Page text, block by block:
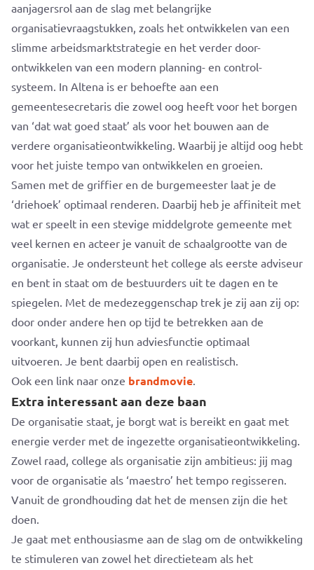
aanjagersrol aan de slag met belangrijke
organisatievraagstukken, zoals het ontwikkelen van een
slimme arbeidsmarktstrategie en het verder door-
ontwikkelen van een modern planning- en control-
systeem. In Altena is er behoefte aan een
gemeentesecretaris die zowel oog heeft voor het borgen
van ‘dat wat goed staat’ als voor het bouwen aan de
verdere organisatieontwikkeling. Waarbij je altijd oog hebt
voor het juiste tempo van ontwikkelen en groeien.
Samen met de griffier en de burgemeester laat je de
‘driehoek’ optimaal renderen. Daarbij heb je affiniteit met
wat er speelt in een stevige middelgrote gemeente met
veel kernen en acteer je vanuit de schaalgrootte van de
organisatie. Je ondersteunt het college als eerste adviseur
en bent in staat om de bestuurders uit te dagen en te
spiegelen. Met de medezeggenschap trek je zij aan zij op:
door onder andere hen op tijd te betrekken aan de
voorkant, kunnen zij hun adviesfunctie optimaal
uitvoeren. Je bent daarbij open en realistisch.
Ook een link naar onze brandmovie.
Extra interessant aan deze baan
De organisatie staat, je borgt wat is bereikt en gaat met
energie verder met de ingezette organisatieontwikkeling.
Zowel raad, college als organisatie zijn ambitieus: jij mag
voor de organisatie als ‘maestro’ het tempo regisseren.
Vanuit de grondhouding dat het de mensen zijn die het
doen.
Je gaat met enthousiasme aan de slag om de ontwikkeling
te stimuleren van zowel het directieteam als het